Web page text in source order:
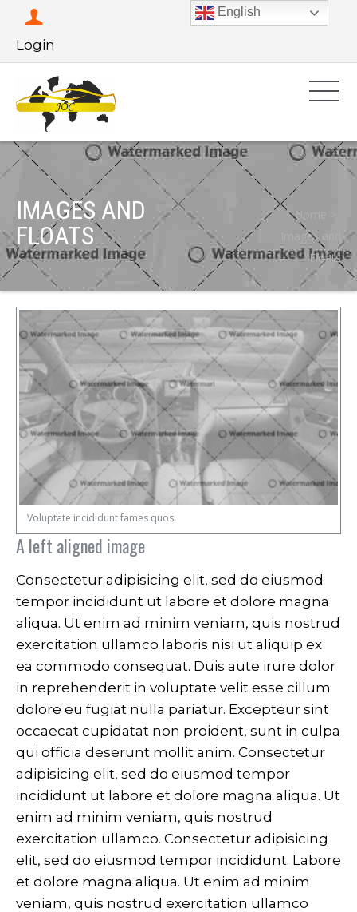
Login
IMAGES AND
FLOATS
Home
Images and
Floats
Voluptate incididunt fames quos
A left aligned image
Consectetur adipisicing elit, sed do eiusmod
tempor incididunt ut labore et dolore magna
aliqua. Ut enim ad minim veniam, quis nostrud
exercitation ullamco laboris nisi ut aliquip ex
ea commodo consequat. Duis aute irure dolor
in reprehenderit in voluptate velit esse cillum
dolore eu fugiat nulla pariatur. Excepteur sint
occaecat cupidatat non proident, sunt in culpa
qui officia deserunt mollit anim. Consectetur
adipisicing elit, sed do eiusmod tempor
incididunt ut labore et dolore magna aliqua. Ut
enim ad minim veniam, quis nostrud
exercitation ullamco. Consectetur adipisicing
elit, sed do eiusmod tempor incididunt. Labore
et dolore magna aliqua. Ut enim ad minim
veniam, quis nostrud exercitation ullamco
English